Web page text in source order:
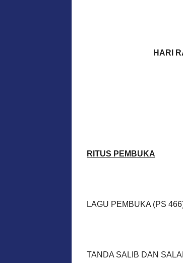
HARI
RITUS PEMBUKA
LAGU PEMBUKA (PS
TANDA SALIB DAN